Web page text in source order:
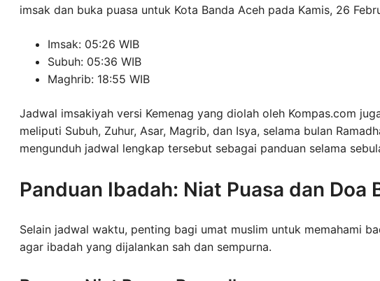
imsak dan buka puasa untuk Kota Banda Aceh pada Kamis, 26
Imsak: 05:26 WIB
Subuh: 05:36 WIB
Maghrib: 18:55 WIB
Jadwal imsakiyah versi Kemenag yang diolah oleh Kompas.com
meliputi Subuh, Zuhur, Asar, Magrib, dan Isya, selama bulan
mengunduh jadwal lengkap tersebut sebagai panduan selama
Panduan Ibadah: Niat Puasa dan Doa
Selain jadwal waktu, penting bagi umat muslim untuk memahami
agar ibadah yang dijalankan sah dan sempurna.